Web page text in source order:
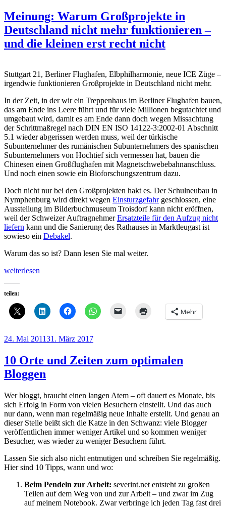
Meinung: Warum Großprojekte in
Deutschland nicht mehr funktionieren –
und die kleinen erst recht nicht
Stuttgart 21, Berliner Flughafen, Elbphilharmonie, neue ICE Züge –
irgendwie funktionieren Großprojekte in Deutschland nicht mehr.
In der Zeit, in der wir ein Treppenhaus im Berliner Flughafen bauen,
das am Ende ins Leere führt und für viele Millionen begutachtet und
umgebaut wird, damit es am Ende dann doch wegen Missachtung
der Schrittmaßregel nach DIN EN ISO 14122-3:2002-01 Abschnitt
5.1 wieder abgerissen werden muss, weil der türkische
Subunternehmer des rumänischen Subunternehmers des spanischen
Subunternehmers von Hochtief sich vermessen hat, bauen die
Chinesen einen Großflughafen mit Magnetschwebebahnanschluss.
Und noch einen sowie ein Bioforschungszentrum dazu.
Doch nicht nur bei den Großprojekten hakt es. Der Schulneubau in
Nymphenburg wird direkt wegen Einsturzgefahrgeschlossen, eine
Ausstellung im Bilderbuchmuseum Troisdorf kann nicht eröffnen,
weil der Schweizer AuftragnehmerErsatzteile für den Aufzug nicht
liefern kann und die Sanierung des Rathauses in Marktleugast ist
sowieso ein Debakel.
Warum das so ist? Dann lesen Sie mal weiter.
„Meinung:
in
Deutschland
nicht
–
die
kleinen
erst
nicht“
weiterlesen
teilen:
Mehr
Veröffentlicht
24. Mai 201131. März 2017
10 Orte und Zeiten zum optimalen
Bloggen
Wer bloggt, braucht einen langen Atem – oft dauert es Monate, bis
sich Erfolg in Form von vielen Besuchern einstellt. Und das auch
nur dann, wenn man regelmäßig neue Inhalte erstellt. Und genau an
dieser Stelle beißt sich die Katze in den Schwanz: viele Blogger
veröffentlichen immer weniger Artikel und so kommen weniger
Besucher, was wieder zu weniger Besuchern führt.
Lassen Sie sich also nicht entmutigen und schreiben Sie regelmäßig.
Hier sind 10 Tipps, wann und wo:
Beim Pendeln zur Arbeit: severint.net entsteht zu großen
Teilen auf dem Weg von und zur Arbeit – und zwar im Zug
auf meinem Notebook. Zwar verbringe ich jeden Tag fast drei